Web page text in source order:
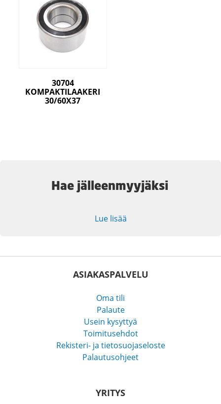
30704
KOMPAKTILAAKERI
30/60X37
Hae jälleenmyyjäksi
Lue lisää
ASIAKASPALVELU
Oma tili
Palaute
Usein kysyttyä
Toimitusehdot
Rekisteri- ja tietosuojaseloste
Palautusohjeet
YRITYS